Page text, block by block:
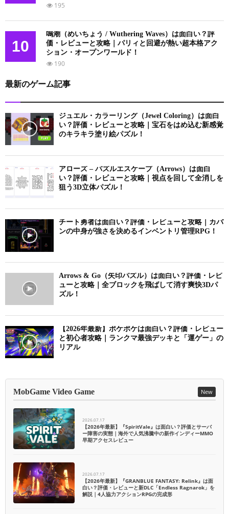
195
10
鳴潮（めいちょう / Wuthering Waves）は面白い？評
価・レビューと攻略｜パリィと回避が熱い超本格アク
ション・オープンワールド！
190
最新のゲーム記事
ジュエル・カラーリング（Jewel Coloring）は面白
い？評価・レビューと攻略｜宝石をはめ込む新感覚
のキラキラ塗り絵パズル！
アローズ – パズルエスケープ（Arrows）は面白
い？評価・レビューと攻略｜視点を回して全消しを
狙う3D立体パズル！
チート勇者は面白い？評価・レビューと攻略｜カバ
ンの中身が強さを決めるインベントリ管理RPG！
Arrows & Go（矢印パズル）は面白い？評価・レビ
ューと攻略｜全ブロックを飛ばして消す爽快3Dパ
ズル！
【2026年最新】ポケポケは面白い？評価・レビュー
と初心者攻略｜ランクマ最強デッキと「運ゲー」の
リアル
MobGame Video Game New
2026.07.17
【2026年最新】『SpiritVale』は面白い？評価とサーバ
ー障害の実態｜海外で人気沸騰中の新作インディーMMO
早期アクセスレビュー
2026.07.17
【2026年最新】『GRANBLUE FANTASY: Relink』は面
白い？評価・レビューと新DLC「Endless Ragnarok」を
解説｜4人協力アクションRPGの完成形